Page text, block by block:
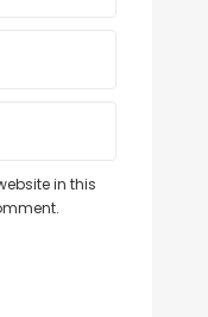
in this